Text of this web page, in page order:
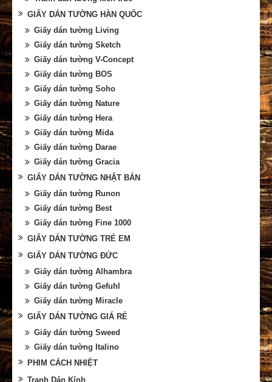
GIẤY DÁN TƯỜNG HÀN QUỐC
Giấy dán tường Living
Giấy dán tường Sketch
Giấy dán tường V-Concept
Giấy dán tường BOS
Giấy dán tường Soho
Giấy dán tường Nature
Giấy dán tường Hera
Giấy dán tường Mida
Giấy dán tường Darae
Giấy dán tường Gracia
GIẤY DÁN TƯỜNG NHẬT BẢN
Giấy dán tường Runon
Giấy dán tường Best
Giấy dán tường Fine 1000
GIẤY DÁN TƯỜNG TRẺ EM
GIẤY DÁN TƯỜNG ĐỨC
Giấy dán tường Alhambra
Giấy dán tường Gefuhl
Giấy dán tường Miracle
GIẤY DÁN TƯỜNG GIÁ RẺ
Giấy dán tường Sweed
Giấy dán tường Italino
PHIM CÁCH NHIỆT
Tranh Dán Kính